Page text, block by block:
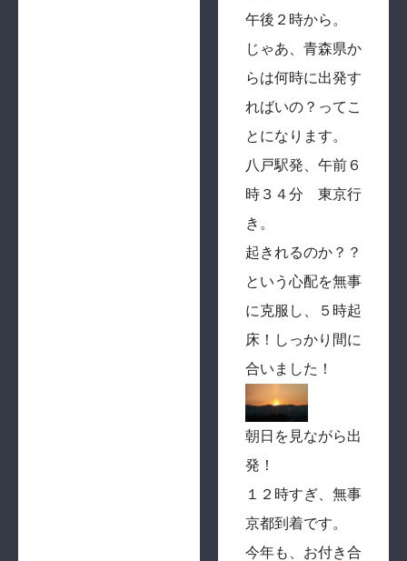
午後２時から。
じゃあ、青森県か
らは何時に出発す
ればいの？ってこ
とになります。
八戸駅発、午前６
時３４分 東京行
き。
起きれるのか？？
という心配を無事
に克服し、５時起
床！しっかり間に
合いました！
朝日を見ながら出
発！
１２時すぎ、無事
京都到着です。
今年も、お付き合